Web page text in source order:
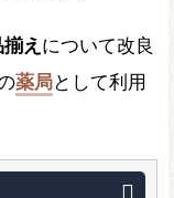
え について改良
薬局として利用